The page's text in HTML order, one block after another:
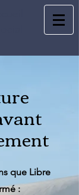
que Libre
: